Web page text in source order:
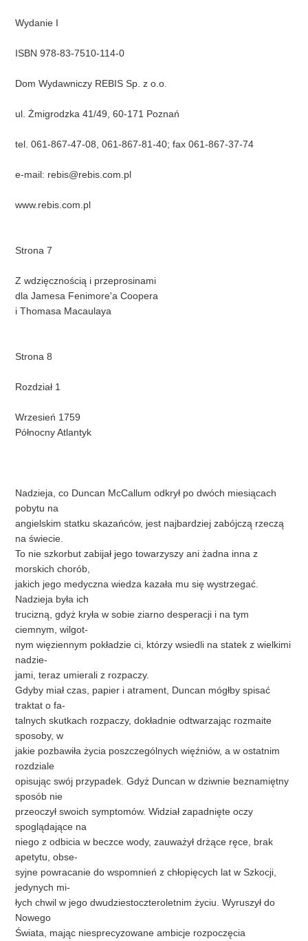
Wydanie I
ISBN 978-83-7510-114-0
Dom Wydawniczy REBIS Sp. z o.o.
ul. Żmigrodzka 41/49, 60-171 Poznań
tel. 061-867-47-08, 061-867-81-40; fax 061-867-37-74
e-mail: rebis@rebis.com.pl